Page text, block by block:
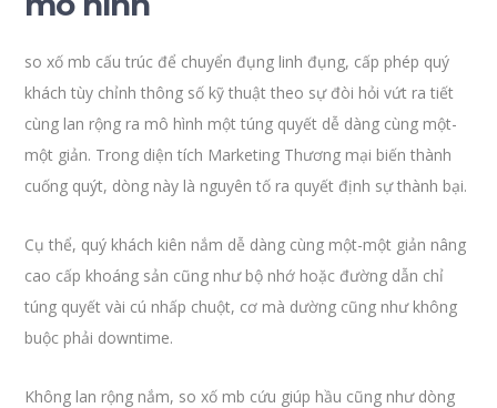
so xố mb cấu trúc để chuyển đụng linh đụng, cấp phép quý
khách tùy chỉnh thông số kỹ thuật theo sự đòi hỏi vứt ra tiết
cùng lan rộng ra mô hình một túng quyết dễ dàng cùng một-
một giản. Trong diện tích Marketing Thương mại biến thành
cuống quýt, dòng này là nguyên tố ra quyết định sự thành bại.
Cụ thể, quý khách kiên nắm dễ dàng cùng một-một giản nâng
cao cấp khoáng sản cũng như bộ nhớ hoặc đường dẫn chỉ
túng quyết vài cú nhấp chuột, cơ mà dường cũng như không
buộc phải downtime.
Không lan rộng nắm, so xố mb cứu giúp hầu cũng như dòng